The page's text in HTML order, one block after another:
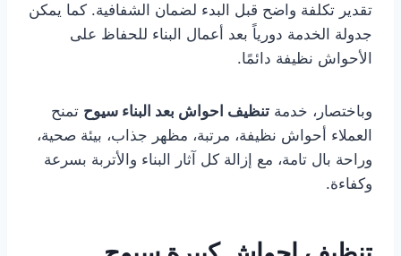
تقدير تكلفة واضح قبل البدء لضمان الشفافية. كما يمكن
جدولة الخدمة دورياً بعد أعمال البناء للحفاظ على
الأحواش نظيفة دائمًا.
وباختصار، خدمة تنظيف احواش بعد البناء سيوح تمنح
العملاء أحواش نظيفة، مرتبة، مظهر جذاب، بيئة صحية،
وراحة بال تامة، مع إزالة كل آثار البناء والأتربة بسرعة
وكفاءة.